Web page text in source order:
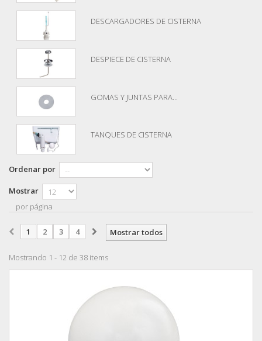
DESCARGADORES DE CISTERNA
DESPIECE DE CISTERNA
GOMAS Y JUNTAS PARA...
TANQUES DE CISTERNA
Ordenar por
Mostrar
por página
Mostrar todos
1 2 3 4
Mostrando 1 - 12 de 38 items